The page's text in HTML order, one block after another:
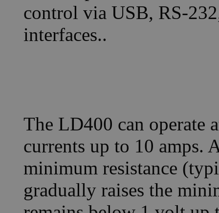
control via USB, RS-
interfaces..
The LD400 can operate
currents up to 10 amps.
minimum resistance
gradually raises the